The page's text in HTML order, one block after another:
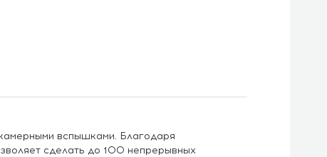
вспышками. Благодаря
сделать до 100 непрерывных